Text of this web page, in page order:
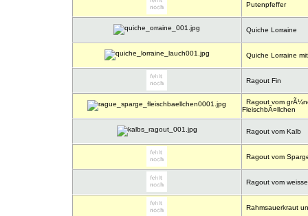
Putenpfeffer
Quiche Lorraine
Quiche Lorraine
Ragout Fin
Ragout vom
FleischbÃ¤llchen
Ragout vom Kalb
Ragout vom
Ragout vom
Rahmsauerkraut